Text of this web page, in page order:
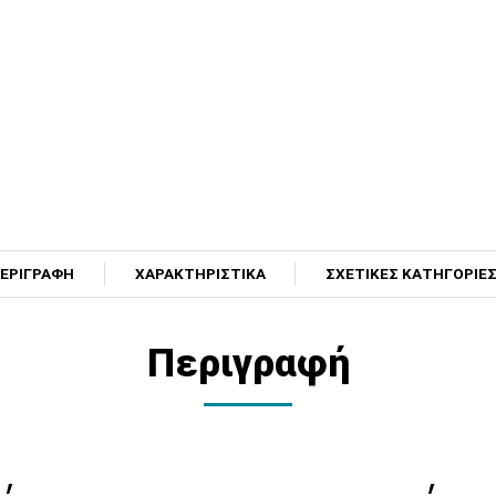
ΧΑΡΑΚΤΗΡΙΣΤΙΚΑ ΣΧΕΤΙΚΕΣ ΚΑΤΗΓΟΡΙΕΣ
Περιγραφή